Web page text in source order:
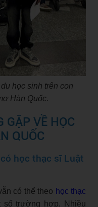
học sinh trên con
Hàn Quốc.
GẶP VỀ HỌC
QUỐC
học thạc sĩ Luật
có thể theo học thạc
số trường hợp. Nhiều